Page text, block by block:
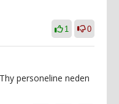
1 0
personeline neden